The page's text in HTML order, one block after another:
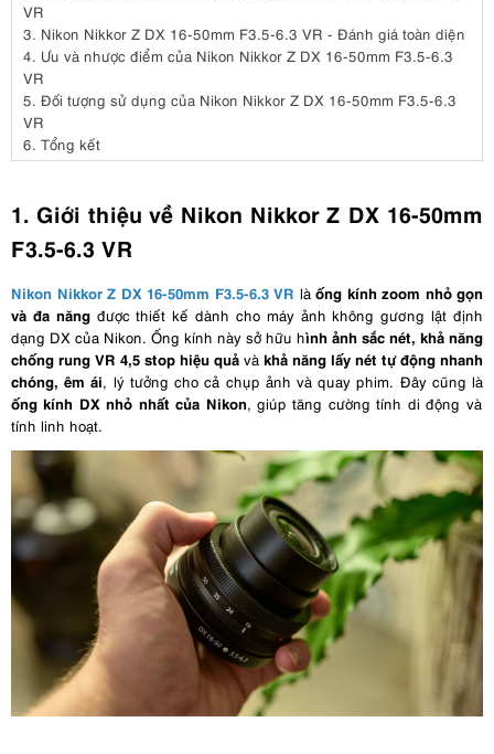
VR
3. Nikon Nikkor Z DX 16-50mm F3.5-6.3 VR - Đánh giá toàn diện
4. Ưu và nhược điểm của Nikon Nikkor Z DX 16-50mm F3.5-6.3
VR
5. Đối tượng sử dụng của Nikon Nikkor Z DX 16-50mm F3.5-6.3
VR
6. Tổng kết
1. Giới thiệu về Nikon Nikkor Z DX 16-50mm
F3.5-6.3 VR
Nikon Nikkor Z DX 16-50mm F3.5-6.3 VR là ống kính zoom nhỏ gọn
và đa năngđược thiết kế dành cho máy ảnh không gương lật định
dạng DX của Nikon. Ống kính này sở hữu hình ảnh sắc nét, khả năng
chống rung VR 4,5 stop hiệu quả và khả năng lấy nét tự động nhanh
chóng, êm ái, lý tưởng cho cả chụp ảnh và quay phim. Đây cũng là
ống kính DX nhỏ nhất của Nikon, giúp tăng cường tính di động và
tính linh hoạt.